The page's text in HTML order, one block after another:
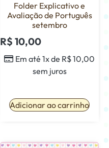
Folder Explicativo e
Avaliação de Português
setembro
R$ 10,00
Em até 1x de R$10,00
sem juros
Adicionar ao carrinho